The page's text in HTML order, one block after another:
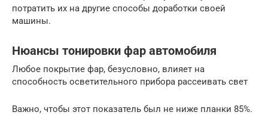
потратить их на другие способы доработки своей
машины.
Нюансы тонировки фар автомобиля
Любое покрытие фар, безусловно, влияет на
способность осветительного прибора рассеивать свет
Важно, чтобы этот показатель был не ниже планки 85%.